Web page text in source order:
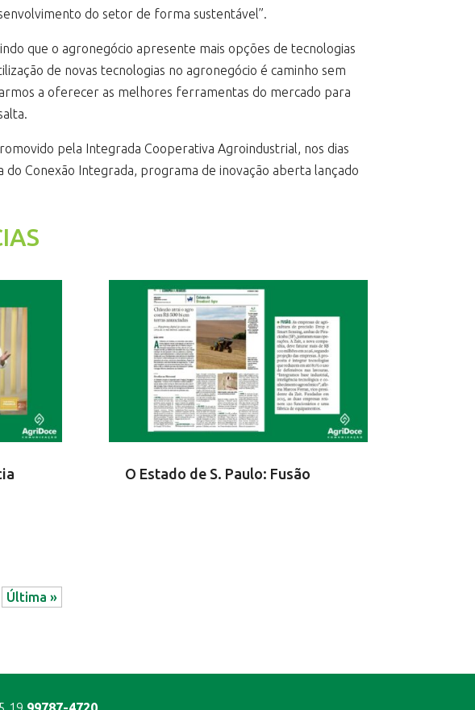
do setor de forma sustentável”.
que o agronegócio apresente mais opções de tecnologias
de novas tecnologias no agronegócio é caminho sem
a oferecer as melhores ferramentas do mercado para
pela Integrada Cooperativa Agroindustrial, nos dias
Conexão Integrada, programa de inovação aberta lançado
O Estado de S. Paulo: Fusão
Última »